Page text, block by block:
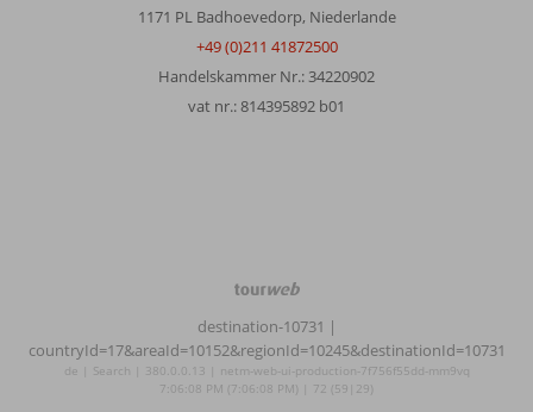
1171 PL Badhoevedorp, Niederlande
+49 (0)211 41872500
Handelskammer Nr.: 34220902
vat nr.: 814395892 b01
TourWeb
NetMatch
destination-10731 |
countryId=17&areaId=10152&regionId=10245&destinationId=10731
de | Search | 380.0.0.13 | netm-web-ui-production-7f756f55dd-mm9vq
7:06:08 PM (7:06:08 PM) | 72 (59|29)